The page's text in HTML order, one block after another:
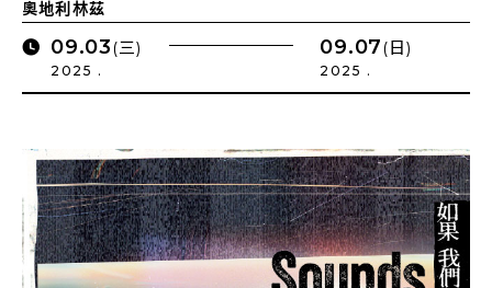
奧地利林茲
09.03(三)
2025 .
09.07(日)
2025 .